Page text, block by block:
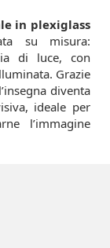
in plexiglass
su misura:
di luce, con
Grazie
diventa
ideale per
l’immagine